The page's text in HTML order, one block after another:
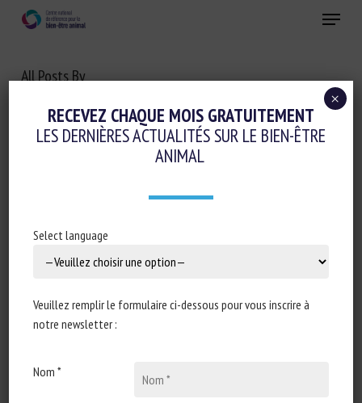
content
Menu
All Posts By
Variations in stress
RECEVEZ CHAQUE MOIS GRATUITEMENT
LES DERNIÈRES ACTUALITÉS SUR LE BIEN-ÊTRE
ANIMAL
Select language
Veuillez remplir le formulaire ci-dessous pour vous inscrire à
notre newsletter :
Nom *
×